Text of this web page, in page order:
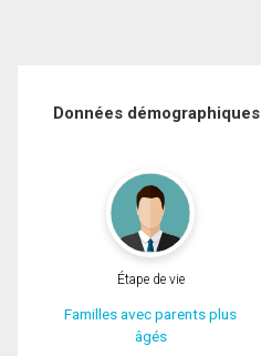
Données démographiques
Étape de vie
Familles avec parents plus
âgés